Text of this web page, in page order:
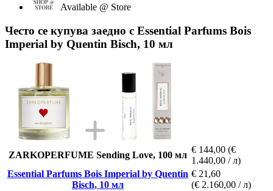
Available @ Store
Често се купува заедно с Essential Parfums Bois
Imperial by Quentin Bisch, 10 мл
ZARKOPERFUME Sending Love, 100 мл
€ 144,00 (€
1.440,00 / л)
Essential Parfums Bois Imperial by Quentin
Bisch, 10 мл
€ 21,60
(€ 2.160,00 / л)